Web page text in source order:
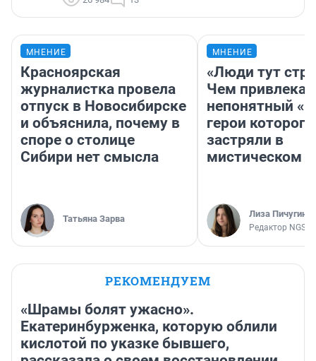
МНЕНИЕ
Красноярская
журналистка провела
отпуск в Новосибирске
и объяснила, почему в
споре о столице
Сибири нет смысла
Татьяна Зарва
МНЕНИЕ
«Люди тут
Чем
непонятный
герои которого
застряли в
мистическом
Лиза Пичугина
Редактор
РЕКОМЕНДУЕМ
«Шрамы болят ужасно».
Екатеринбурженка, которую облили
кислотой по указке бывшего,